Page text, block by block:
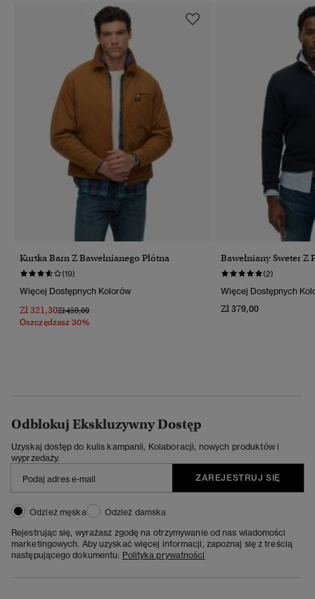
Kurtka Barn Z Bawełnianego Płótna
(19)
Więcej Dostępnych Kolorów
Zł 321,30Cena Obniżona Od
Zł 459,00Do
Oszczędzasz 30%
Bawełniany Sweter Z
(2)
Więcej Dostępnych
Zł 379,00
Odblokuj Ekskluzywny Dostęp
Uzyskaj dostęp do kulis kampanii, Kolaboracji, nowych produktów i
wyprzedaży.
ZAREJESTRUJ SIĘ
Odzież męska
Odzież damska
Rejestrując się, wyrażasz zgodę na otrzymywanie od nas wiadomości
marketingowych. Aby uzyskać więcej informacji, zapoznaj się z treścią
następującego dokumentu: Polityka prywatności